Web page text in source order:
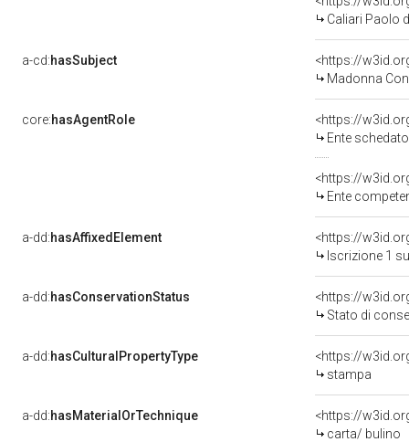
Caliari Paolo
a-cd:hasSubject
<https://
Madonna
core:hasAgentRole
<https://
Ente
<https://
Ente
a-dd:hasAffixedElement
<https://
Iscrizione 1
a-dd:hasConservationStatus
<https://
Stato di
a-dd:hasCulturalPropertyType
<https://
stampa
a-dd:hasMaterialOrTechnique
<https://
carta/ bulino